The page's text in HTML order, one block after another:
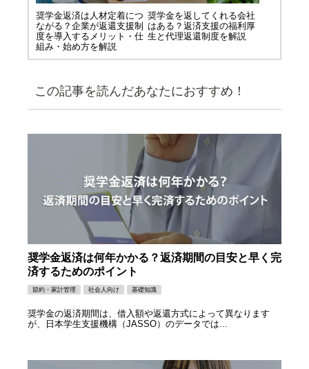
奨学金返済は人材定着につ
ながる？企業が返還支援制
度を導入するメリット・仕
組み・始め方を解説
奨学金を返してくれる会社
はある？返済支援の福利厚
生と代理返還制度を解説
この記事を読んだあなたにおすすめ！
奨学金返済は何年かかる？返済期間の目安と早く完
済するためのポイント
節約・家計管理 社会人向け 基礎知識
奨学金の返済期間は、借入額や返還方式によって異なります
が、日本学生支援機構（JASSO）のデータでは...